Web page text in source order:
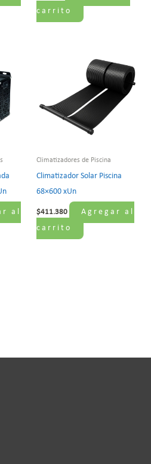
carrito
al
Climatizadores de Piscina
Climatizador Solar Piscina
68×600 xUn
$411.380
Agregar al
carrito